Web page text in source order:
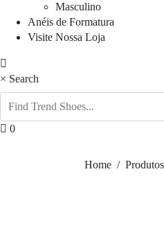
Masculino
Anéis de Formatura
Visite Nossa Loja
× Search
0
Home Produtos